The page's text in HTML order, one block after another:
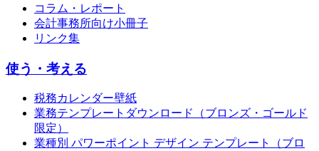
コラム・レポート
会計事務所向け小冊子
リンク集
使う・考える
税務カレンダー壁紙
業務テンプレートダウンロード（ブロンズ・ゴールド
限定）
業種別 パワーポイント デザイン テンプレート（ブロ